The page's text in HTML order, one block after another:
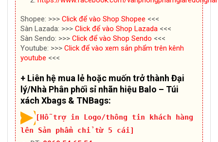
Shopee: >>> Click để vào Shop Shopee <<<
Sàn Lazada: >>> Click để vào Shop Lazada <<<
Sàn Sendo: >>> Click để vào Shop Sendo <<<
Youtube: >>> Click để vào xem sản phẩm trên kênh
youtube <<<
+ Liên hệ mua lẻ hoặc muốn trở thành Đại
lý/Nhà Phân phối sỉ nhãn hiệu Balo – Túi
xách Xbags & TNBags:
[Hỗ trợ in Logo/thông tin khách hàng
lên Sản phẩm chỉ từ 5 cái]